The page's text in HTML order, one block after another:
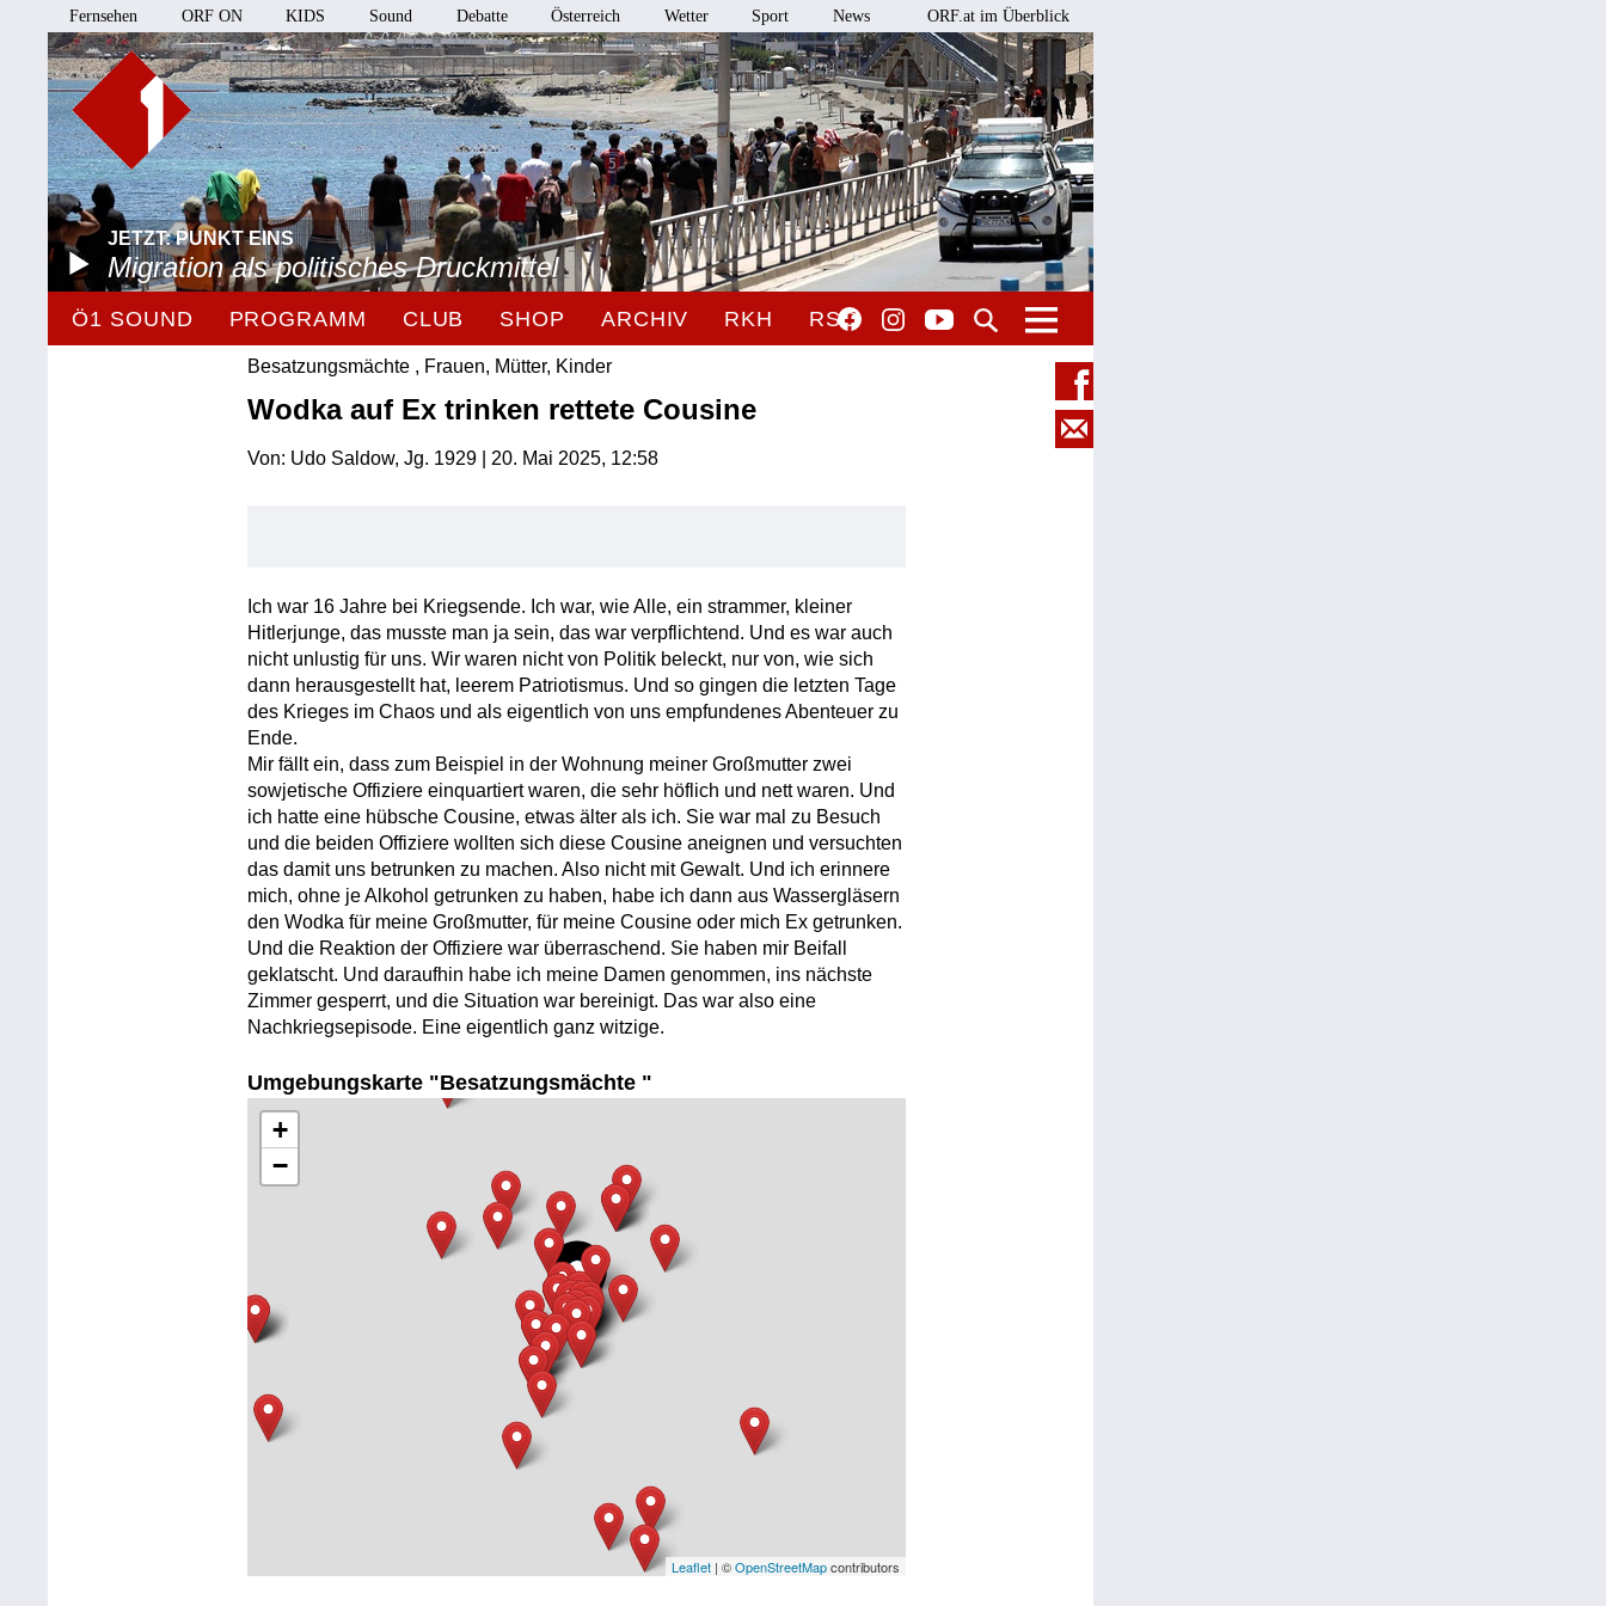
Fernsehen ORF ON KIDS Sound Debatte Österreich Wetter Sport News ORF.at im Überblick
JETZT: PUNKT EINS
Migration als politisches Druckmittel
Ö1 SOUND PROGRAMM CLUB SHOP ARCHIV RKH RSO
Besatzungsmächte , Frauen, Mütter, Kinder
Wodka auf Ex trinken rettete Cousine
Von: Udo Saldow, Jg. 1929 | 20. Mai 2025, 12:58
Ich war 16 Jahre bei Kriegsende. Ich war, wie Alle, ein strammer, kleiner
Hitlerjunge, das musste man ja sein, das war verpflichtend. Und es war auch
nicht unlustig für uns. Wir waren nicht von Politik beleckt, nur von, wie sich
dann herausgestellt hat, leerem Patriotismus. Und so gingen die letzten Tage
des Krieges im Chaos und als eigentlich von uns empfundenes Abenteuer zu
Ende.
Mir fällt ein, dass zum Beispiel in der Wohnung meiner Großmutter zwei
sowjetische Offiziere einquartiert waren, die sehr höflich und nett waren. Und
ich hatte eine hübsche Cousine, etwas älter als ich. Sie war mal zu Besuch
und die beiden Offiziere wollten sich diese Cousine aneignen und versuchten
das damit uns betrunken zu machen. Also nicht mit Gewalt. Und ich erinnere
mich, ohne je Alkohol getrunken zu haben, habe ich dann aus Wassergläsern
den Wodka für meine Großmutter, für meine Cousine oder mich Ex getrunken.
Und die Reaktion der Offiziere war überraschend. Sie haben mir Beifall
geklatscht. Und daraufhin habe ich meine Damen genommen, ins nächste
Zimmer gesperrt, und die Situation war bereinigt. Das war also eine
Nachkriegsepisode. Eine eigentlich ganz witzige.
Umgebungskarte "Besatzungsmächte "
+
−
Leaflet| ©OpenStreetMapcontributors